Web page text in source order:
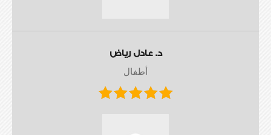
د. عادل رياض
أطفال